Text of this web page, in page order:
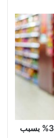
ارتفاع التضخم في هولندا مجدداً إلى أكثر من 3% بسبب